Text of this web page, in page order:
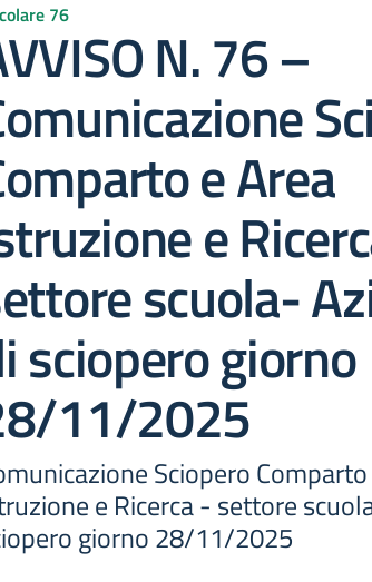
76
N. 76 –
e Area
e
scuola-
sciopero giorno
11/2025
Sciopero
e Ricerca - settore
giorno 28/11/2025